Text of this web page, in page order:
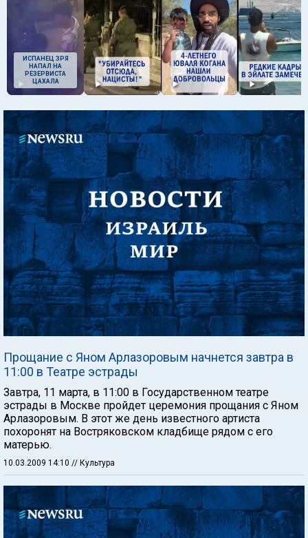
ИСПАНЕЦ ЗРЯ
НАПАЛ НА
РЕЗЕРВИСТА
ЦАХАЛА
Прощание с Яном Арлазоровым начнется завтра в
11:00 в Театре эстрады
Завтра, 11 марта, в 11:00 в Государственном театре
эстрады в Москве пройдет церемония прощания с Яном
Арлазоровым. В этот же день известного артиста
похоронят на Востряковском кладбище рядом с его
матерью.
10.03.2009 14:10 // Культура